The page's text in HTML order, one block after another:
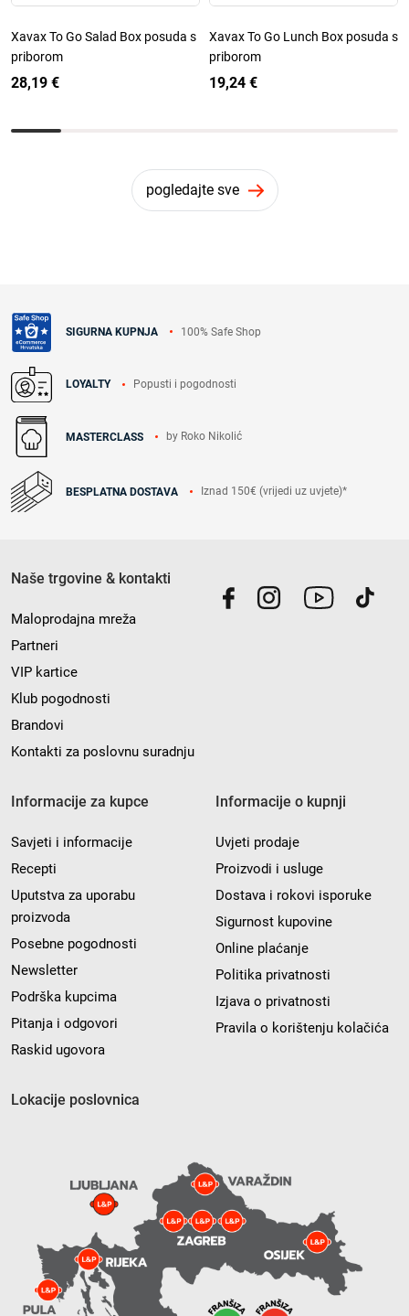
Xavax To Go Salad Box posuda s
priborom
28,19 €
Xavax To Go Lunch Box posuda s
priborom
19,24 €
pogledajte sve
SIGURNA KUPNJA 100% Safe Shop
LOYALTY Popusti i pogodnosti
MASTERCLASS by Roko Nikolić
BESPLATNA DOSTAVA Iznad 150€ (vrijedi uz uvjete)*
Naše trgovine & kontakti
Maloprodajna mreža
Partneri
VIP kartice
Klub pogodnosti
Brandovi
Kontakti za poslovnu suradnju
Informacije za kupce
Savjeti i informacije
Recepti
Uputstva za uporabu
proizvoda
Posebne pogodnosti
Newsletter
Podrška kupcima
Pitanja i odgovori
Raskid ugovora
Informacije o kupnji
Uvjeti prodaje
Proizvodi i usluge
Dostava i rokovi isporuke
Sigurnost kupovine
Online plaćanje
Politika privatnosti
Izjava o privatnosti
Pravila o korištenju kolačića
Lokacije poslovnica